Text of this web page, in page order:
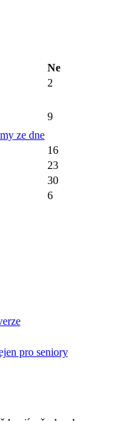
Ne
2
ze dne
9
16
23
30
6
pro seniory